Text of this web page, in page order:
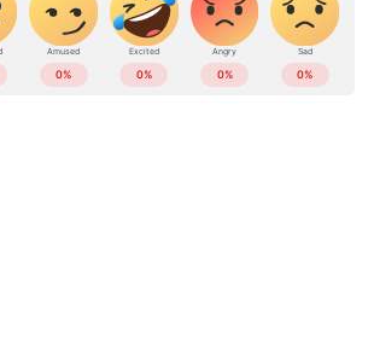
ഏറെ സാധ്യതയുള്ളതിനാല്‍
പാലില്‍ കറുവപ്പട്ട